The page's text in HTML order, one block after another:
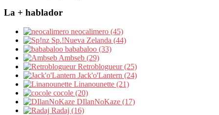
La + hablador
neocalimero (45)
Sp.!Nueva Zelanda (44)
bababaloo (33)
Ambseb (29)
Retroblogueur (25)
Jack'o'Lantern (24)
Linanounette (21)
cocole (20)
DIlanNoKaze (17)
Radaj (16)